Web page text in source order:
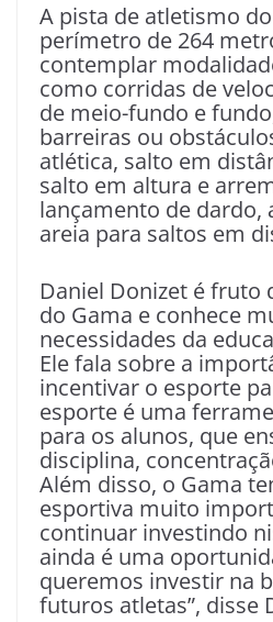
A pista de atletismo
perímetro de 264
contemplar
como corridas de
de meio-fundo e
barreiras ou
atlética, salto em
salto em altura e
lançamento de dardo,
areia para saltos em
Daniel Donizet é fruto
do Gama e conhece
necessidades da
Ele fala sobre a
incentivar o esporte
esporte é uma
para os alunos, que
disciplina,
Além disso, o Gama
esportiva muito
continuar investindo
ainda é uma
queremos investir na
futuros atletas”, disse